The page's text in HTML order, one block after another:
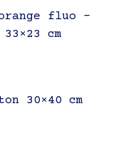
fluo –
cm
30×40 cm